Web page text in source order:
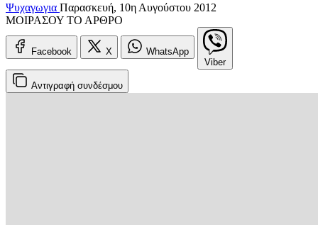
Ψυχαγωγια Παρασκευή, 10η Αυγούστου 2012
ΜΟΙΡΑΣΟΥ ΤΟ ΑΡΘΡΟ
Facebook X
WhatsApp
Viber
Αντιγραφή συνδέσμου